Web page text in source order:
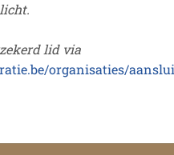
lid via
organisaties/